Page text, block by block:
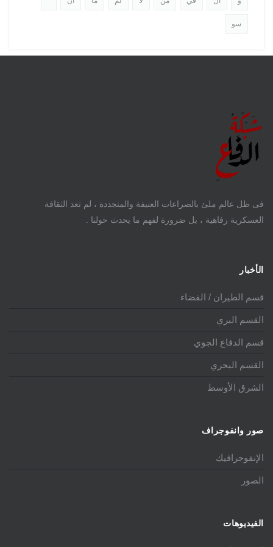
سو
فى ظل عالم ملئ بالصراعات العنيفة والمتجددة ، لم تعد الثقافة
العسكرية رفاهية ، بل ضرورة لفهم ما يحدث حولنا .
الأخبار
قسم الطيران / الفضاء
القسم البري
قسم الدفاع الجوي
القسم البحري
الشرق الأوسط
صور وانفوجراف
الإنفوجرافيك
الصور
الفيديوهات